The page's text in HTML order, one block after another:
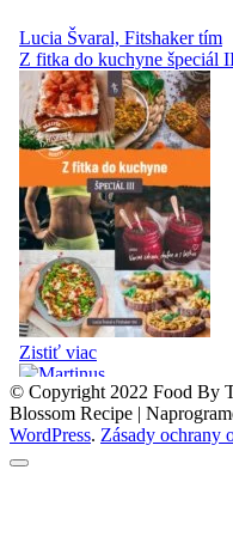
© Copyright 2022 Food By
Blossom Recipe |
WordPress. Zásady ochrany